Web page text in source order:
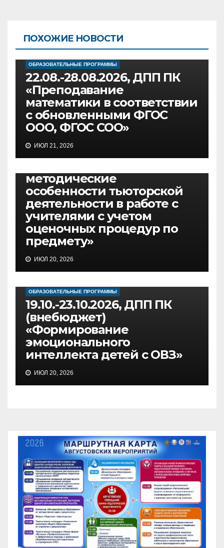
ПОХОЖИЕ НОВОСТИ
ОБРАЗОВАТЕЛЬНЫЕ ПРОГРАММЫ
22.08.-28.08.2026, ДПП ПК
«Преподавание
математики в соответствии
с обновленными ФГОС
ООО, ФГОС СОО»
ИЮЛ 21, 2026
08.09-11.09.2026, ДПП ПК
методические
особенности тьюторской
деятельности в работе с
учителями с учетом
оценочных процедур по
предмету»
ИЮЛ 20, 2026
ОБРАЗОВАТЕЛЬНЫЕ ПРОГРАММЫ
19.10.-23.10.2026, ДПП ПК
(внебюджет)
«Формирование
эмоционального
интеллекта детей с ОВЗ»
ИЮЛ 20, 2026